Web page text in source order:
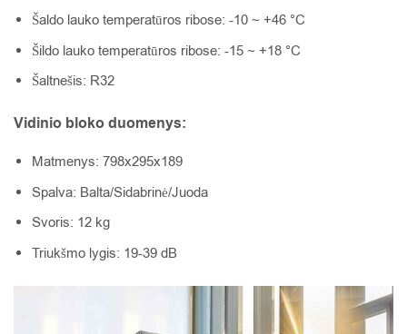
Šaldo lauko temperatūros ribose: -10 ~ +46 °C
Šildo lauko temperatūros ribose: -15 ~ +18 °C
Šaltnešis: R32
Vidinio bloko duomenys:
Matmenys: 798x295x189
Spalva: Balta/Sidabrinė/Juoda
Svoris: 12 kg
Triukšmo lygis: 19-39 dB